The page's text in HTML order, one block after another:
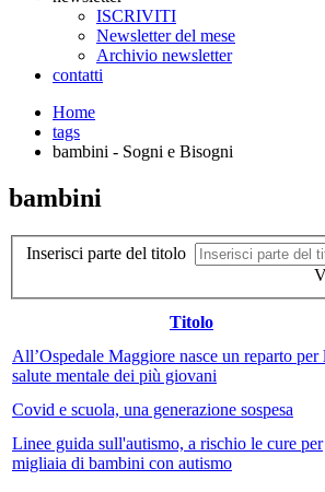
ISCRIVITI
Newsletter del mese
Archivio newsletter
contatti
Home
tags
bambini - Sogni e Bisogni
bambini
Inserisci parte del titolo
Titolo
All’Ospedale Maggiore nasce un reparto per
salute mentale dei più giovani
Covid e scuola, una generazione sospesa
Linee guida sull'autismo, a rischio le cure per
migliaia di bambini con autismo